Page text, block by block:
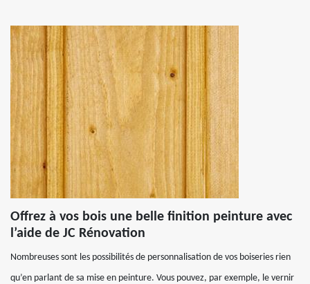
Offrez à vos bois une belle finition peinture avec
l’aide de JC Rénovation
Nombreuses sont les possibilités de personnalisation de vos boiseries rien
qu’en parlant de sa mise en peinture. Vous pouvez, par exemple, le vernir